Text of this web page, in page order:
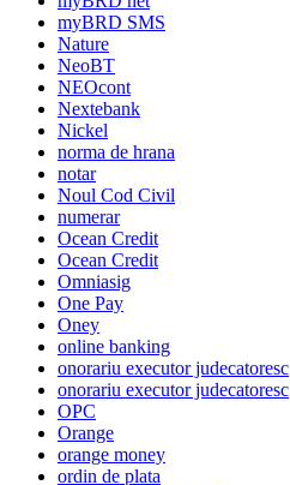
myBRD SMS
Nature
NeoBT
NEOcont
Nextebank
Nickel
norma de hrana
notar
Noul Cod Civil
numerar
Ocean Credit
Ocean Credit
Omniasig
One Pay
Oney
online banking
onorariu executor judecatoresc
onorariu executor judecatoresc
OPC
Orange
orange money
ordin de plata